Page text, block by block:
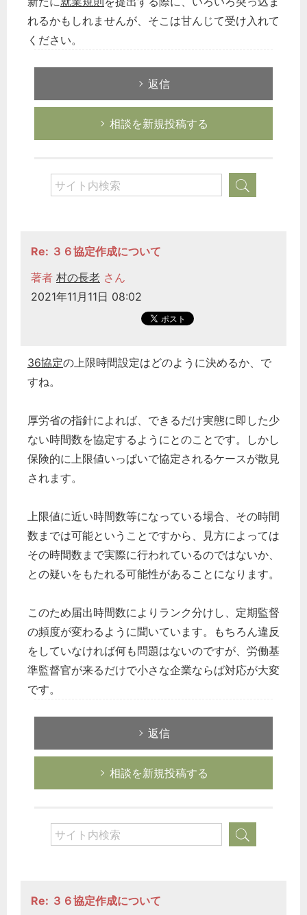
れるかもしれませんが、そこは甘んじて受け入れて
ください。
返信
相談を新規投稿する
Re: ３６協定作成について
著者 村の長老 さん
2021年11月11日 08:02
36協定の上限時間設定はどのように決めるか、で
すね。
厚労省の指針によれば、できるだけ実態に即した少
ない時間数を協定するようにとのことです。しかし
保険的に上限値いっぱいで協定されるケースが散見
されます。
上限値に近い時間数等になっている場合、その時間
数までは可能ということですから、見方によっては
その時間数まで実際に行われているのではないか、
との疑いをもたれる可能性があることになります。
このため届出時間数によりランク分けし、定期監督
の頻度が変わるように聞いています。もちろん違反
をしていなければ何も問題はないのですが、労働基
準監督官が来るだけで小さな企業ならば対応が大変
です。
返信
相談を新規投稿する
Re: ３６協定作成について